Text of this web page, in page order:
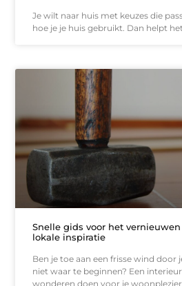
Je wilt naar huis met keuzes die
hoe je je huis gebruikt. Dan helpt
Snelle gids voor het
lokale inspiratie
Ben je toe aan een frisse wind door
niet waar te beginnen? Een
wonderen doen voor je woonplezier.